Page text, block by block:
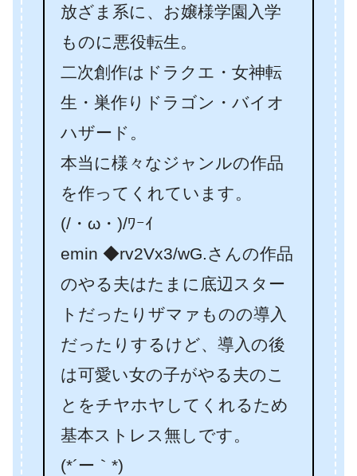
放ざま系に、お嬢様学園入学
ものに悪役転生。
二次創作はドラクエ・女神転
生・巣作りドラゴン・バイオ
ハザード。
本当に様々なジャンルの作品
を作ってくれています。
(/・ω・)/ﾜｰｲ
emin ◆rv2Vx3/wG.さんの作品
のやる夫はたまに底辺スター
トだったりザマァものの導入
だったりするけど、導入の後
は可愛い女の子がやる夫のこ
とをチヤホヤしてくれるため
基本ストレス無しです。
(*´ー｀*)